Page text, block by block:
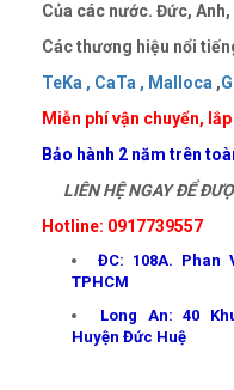
Của các nước. Đức,
Các thương hiệu nổi
TeKa , CaTa , Malloca ,
Miễn phí vận chuyển,
Bảo hành 2 năm trên
LIÊN HỆ NGAY ĐỂ
Hotline: 0917739557
ĐC: 108A. Phan
TPHCM
Long An: 40
Huyện Đức Huệ